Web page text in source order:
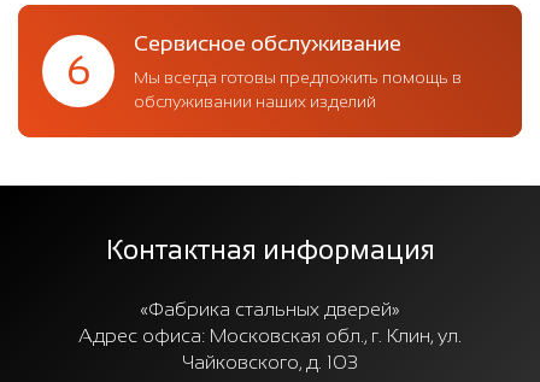
6
Сервисное обслуживание
Мы всегда готовы предложить помощь в
обслуживании наших изделий
Контактная информация
«Фабрика стальных дверей»
Адрес офиса: Московская обл., г. Клин, ул.
Чайковского, д. 103